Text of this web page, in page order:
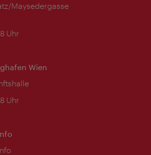
Maysedergasse
Uhr
Wien
Uhr